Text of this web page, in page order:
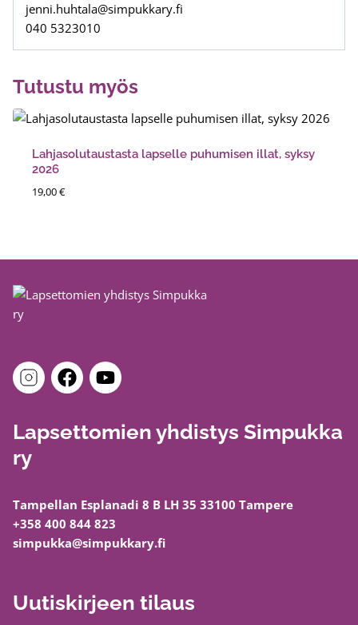
jenni.huhtala@simpukkary.fi
040 5323010
Tutustu myös
Lahjasolutaustasta lapselle puhumisen illat, syksy
2026
19,00€
Lapsettomien yhdistys Simpukka
ry
Tampellan Esplanadi 8 B LH 35 33100 Tampere
+358 400 844 823
simpukka@simpukkary.fi
Uutiskirjeen tilaus